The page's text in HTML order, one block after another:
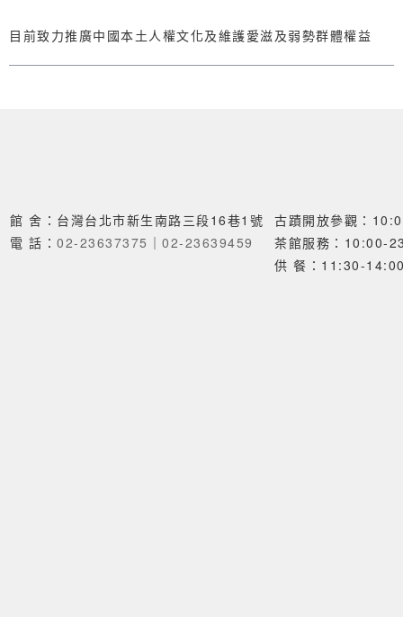
目前致力推廣中國本土人權文化及維護愛滋及弱勢群體權益
館 舍：台灣台北市新生南路三段16巷1號
電 話： 02-23637375 ｜ 02-23639459
古蹟開放參觀：
茶館服務：10:00-
供 餐：11:30-